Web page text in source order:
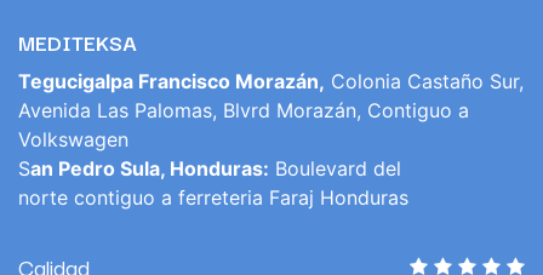
MEDITEKSA
Tegucigalpa Francisco Morazán, Colonia Castaño Sur,
Avenida Las Palomas, Blvrd Morazán, Contiguo a
Volkswagen
San Pedro Sula, Honduras: Boulevard del
norte contiguo a ferreteria Faraj Honduras
Calidad